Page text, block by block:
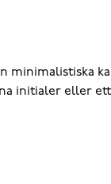
minimalistiska
initialer eller